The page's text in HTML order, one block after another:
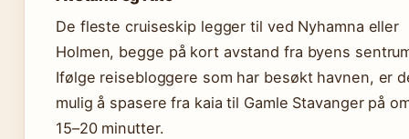
De fleste cruiseskip legger til ved Nyhamna eller
Holmen, begge på kort avstand fra byens
Ifølge reisebloggere som har besøkt havnen, er
mulig å spasere fra kaia til Gamle Stavanger på
15–20 minutter.